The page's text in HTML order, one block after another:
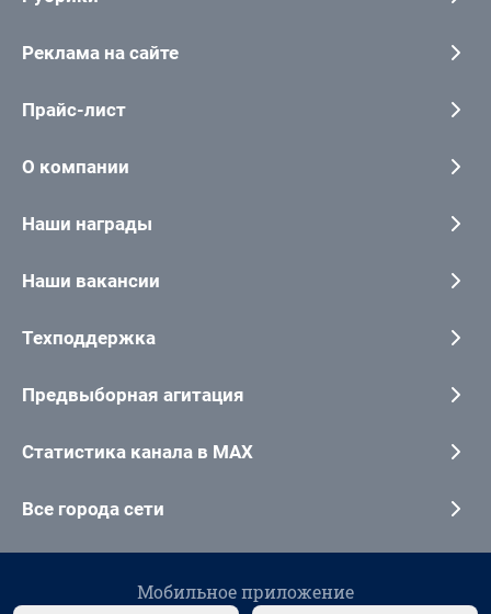
Реклама на сайте
Прайс-лист
О компании
Наши награды
Наши вакансии
Техподдержка
Предвыборная агитация
Статистика канала в MAX
Все города сети
Мобильное приложение